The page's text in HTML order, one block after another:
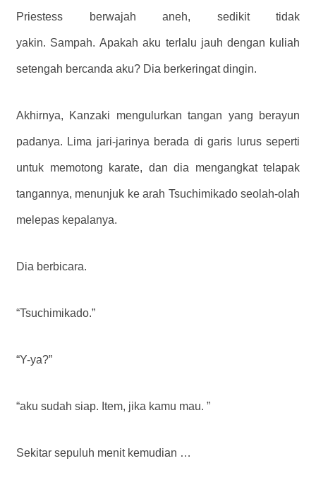
Priestess berwajah aneh, sedikit tidak
yakin. Sampah. Apakah aku terlalu jauh dengan kuliah
setengah bercanda aku? Dia berkeringat dingin.
Akhirnya, Kanzaki mengulurkan tangan yang berayun
padanya. Lima jari-jarinya berada di garis lurus seperti
untuk memotong karate, dan dia mengangkat telapak
tangannya, menunjuk ke arah Tsuchimikado seolah-olah
melepas kepalanya.
Dia berbicara.
“Tsuchimikado.”
“Y-ya?”
“aku sudah siap. Item, jika kamu mau. ”
Sekitar sepuluh menit kemudian …